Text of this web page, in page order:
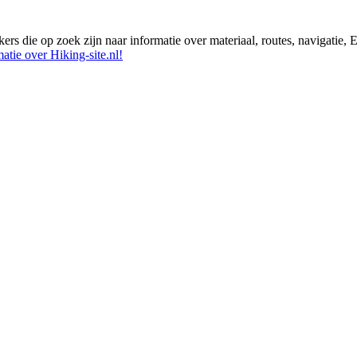
die op zoek zijn naar informatie over materiaal, routes,
over Hiking-site.nl!